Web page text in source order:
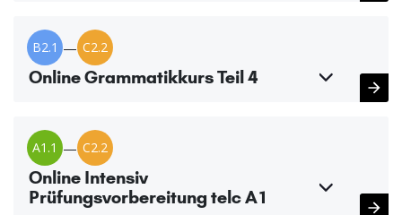
B2.1 — C2.2
Online Grammatikkurs Teil 4
A1.1 — C2.2
Online Intensiv
Prüfungsvorbereitung telc A1